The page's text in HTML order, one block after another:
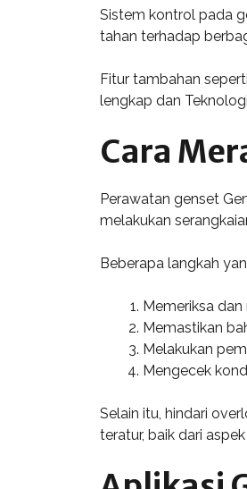
Sistem kontrol pada
tahan terhadap
Fitur tambahan
lengkap dan
Cara
Perawatan genset
melakukan
Beberapa langkah
Memeriksa
Memastikan
Melakukan
Mengecek
Selain itu, hindari
teratur, baik dari